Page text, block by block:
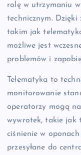
rolę w utrzymaniu
technicznym.
takim jak
możliwe jest
problemów i
Telematyka to
monitorowanie
operatorzy mogą
wywrotek, takie jak
ciśnienie w
przesyłane do